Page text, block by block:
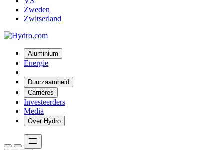
Zweden
Zwitserland
Aluminium
Energie
Duurzaamheid
Carrières
Investeerders
Media
Over Hydro